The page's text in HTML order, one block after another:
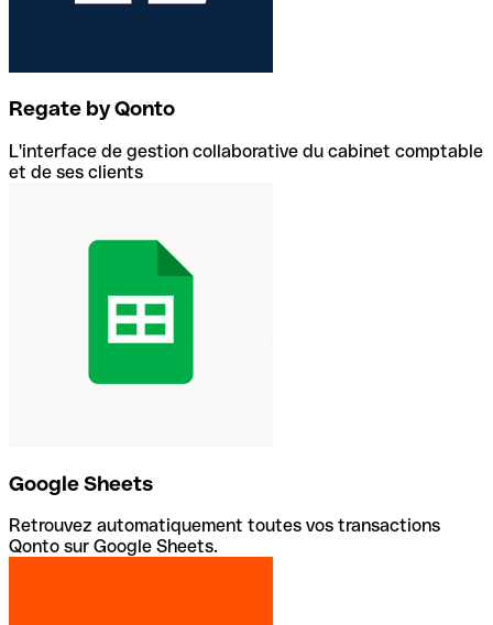
Regate by Qonto
L'interface de gestion collaborative du cabinet comptable
et de ses clients
Google Sheets
Retrouvez automatiquement toutes vos transactions
Qonto sur Google Sheets.